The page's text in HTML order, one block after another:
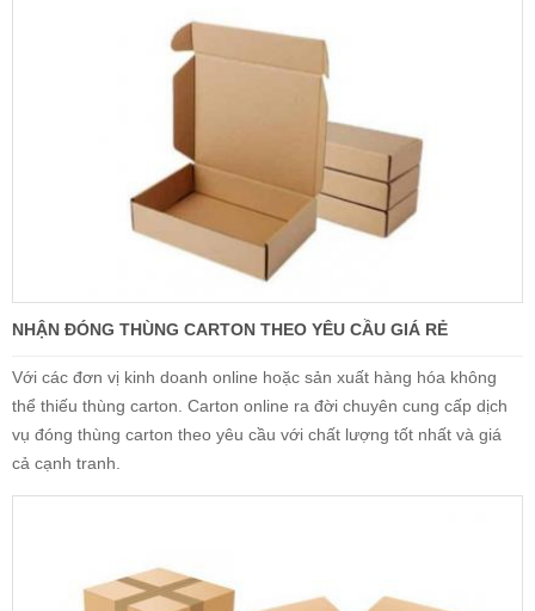
NHẬN ĐÓNG THÙNG CARTON THEO YÊU CẦU GIÁ RẺ
Với các đơn vị kinh doanh online hoặc sản xuất hàng hóa không
thể thiếu thùng carton. Carton online ra đời chuyên cung cấp dịch
vụ đóng thùng carton theo yêu cầu với chất lượng tốt nhất và giá
cả cạnh tranh.